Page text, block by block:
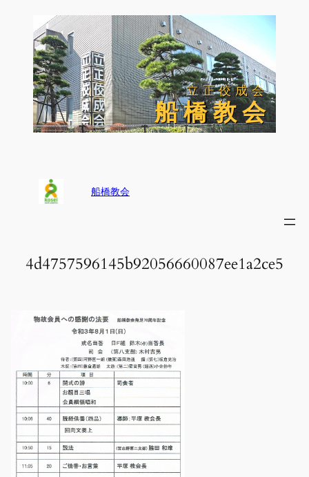
立正佼成会
立正佼成会
船 橋 教 会
船 橋 教 会
船橋教会
4d4757596145b92056660087ee1a2ce5